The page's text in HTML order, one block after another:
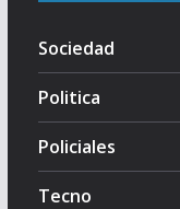
Sociedad
Politica
Policiales
Tecno